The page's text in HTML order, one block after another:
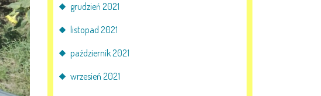
grudzień 2021
listopad 2021
październik 2021
wrzesień 2021